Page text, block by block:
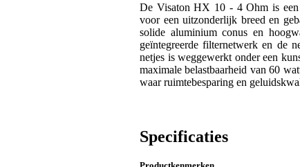
De Visaton HX 10 - 4 Ohm is een
voor een uitzonderlijk breed en
solide aluminium conus en
geïntegreerde filternetwerk en de
netjes is weggewerkt onder een
maximale belastbaarheid van 60
waar ruimtebesparing en
Specificaties